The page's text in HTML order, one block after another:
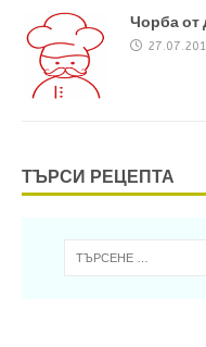
Чорба от
ТЪРСИ РЕЦЕПТА